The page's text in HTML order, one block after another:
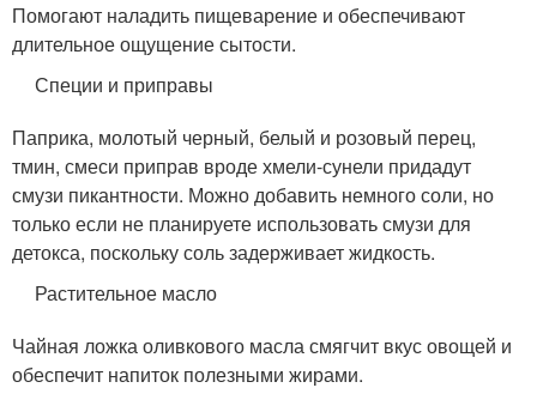
Помогают наладить пищеварение и обеспечивают
длительное ощущение сытости.
Специи и приправы
Паприка, молотый черный, белый и розовый перец,
тмин, смеси приправ вроде хмели-сунели придадут
смузи пикантности. Можно добавить немного соли, но
только если не планируете использовать смузи для
детокса, поскольку соль задерживает жидкость.
Растительное масло
Чайная ложка оливкового масла смягчит вкус овощей и
обеспечит напиток полезными жирами.